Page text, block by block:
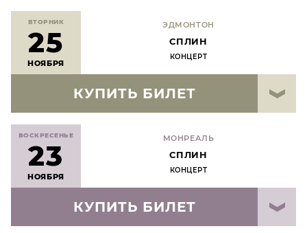
ВТОРНИК
25
НОЯБРЯ
ЭДМОНТОН
СПЛИН
КОНЦЕРТ
КУПИТЬ БИЛЕТ
ВОСКРЕСЕНЬЕ
23
НОЯБРЯ
МОНРЕАЛЬ
СПЛИН
КОНЦЕРТ
КУПИТЬ БИЛЕТ